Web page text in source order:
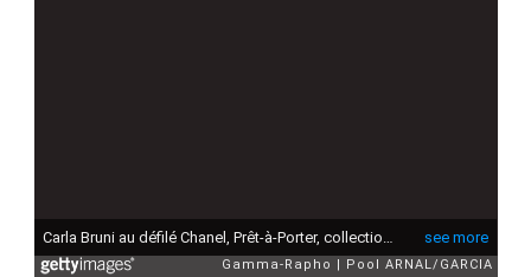
see more
Gamma-Rapho Pool ARNAL/GARCIA